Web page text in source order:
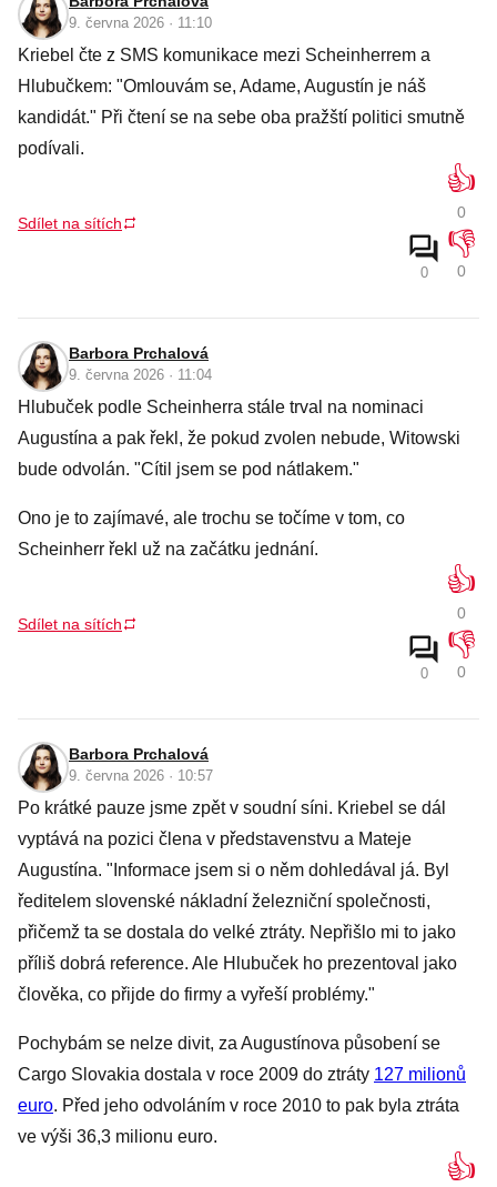
9. června 2026 · 11:10
Kriebel čte z SMS komunikace mezi Scheinherrem a
Hlubučkem: "Omlouvám se, Adame, Augustín je náš
kandidát." Při čtení se na sebe oba pražští politici smutně
podívali.
Sdílet na sítích
0
👍
0
👎
0
Barbora Prchalová
9. června 2026 · 11:04
Hlubuček podle Scheinherra stále trval na nominaci
Augustína a pak řekl, že pokud zvolen nebude, Witowski
bude odvolán. "Cítil jsem se pod nátlakem."
Ono je to zajímavé, ale trochu se točíme v tom, co
Scheinherr řekl už na začátku jednání.
Sdílet na sítích
0
👍
0
👎
0
Barbora Prchalová
9. června 2026 · 10:57
Po krátké pauze jsme zpět v soudní síni. Kriebel se dál
vyptává na pozici člena v představenstvu a Mateje
Augustína. "Informace jsem si o něm dohledával já. Byl
ředitelem slovenské nákladní železniční společnosti,
přičemž ta se dostala do velké ztráty. Nepřišlo mi to jako
příliš dobrá reference. Ale Hlubuček ho prezentoval jako
člověka, co přijde do firmy a vyřeší problémy."
Pochybám se nelze divit, za Augustínova působení se
Cargo Slovakia dostala v roce 2009 do ztráty 127 milionů
euro. Před jeho odvoláním v roce 2010 to pak byla ztráta
ve výši 36,3 milionu euro.
👍